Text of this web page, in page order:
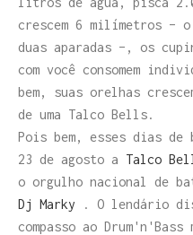
crescem 6 milímetros –
duas aparadas –, os
com você consomem
bem, suas orelhas
de uma Talco Bells.
Pois bem, esses dias de
23 de agosto a Talco
o orgulho nacional de
Dj Marky . O lendário
compasso ao